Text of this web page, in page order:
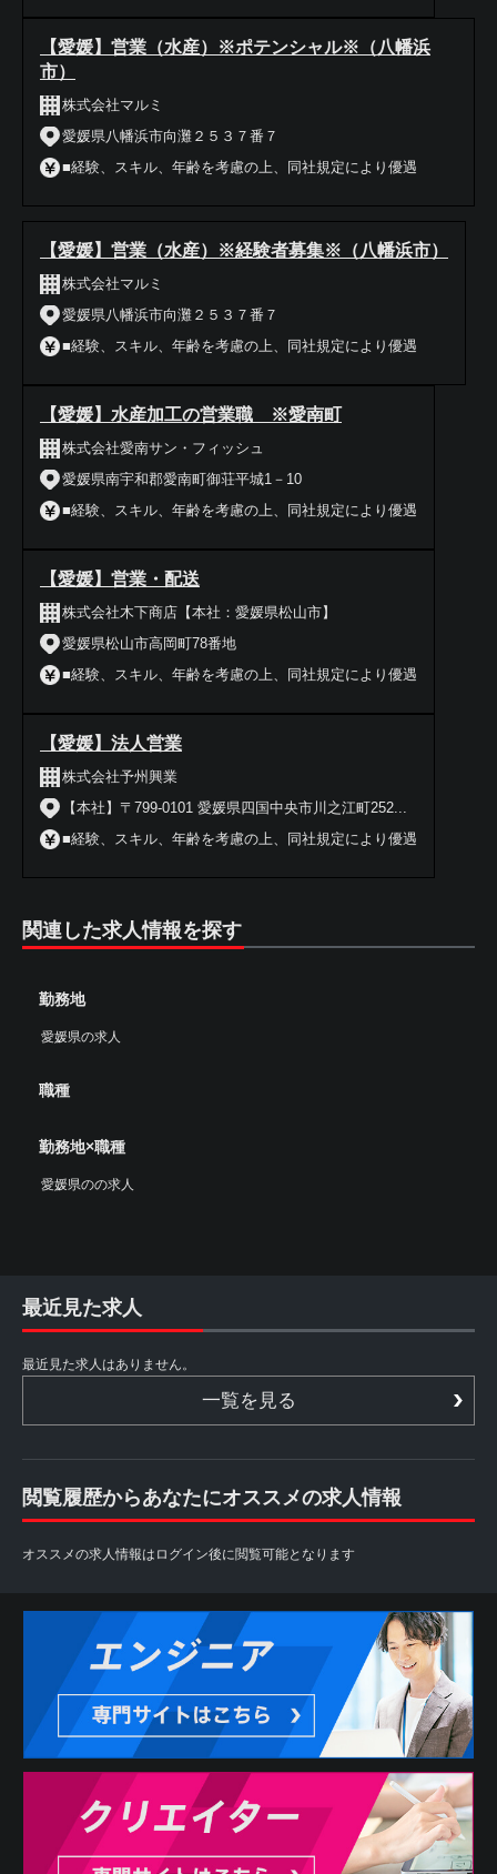
【愛媛】営業（水産）※ポテンシャル※（八幡浜
市）
株式会社マルミ
愛媛県八幡浜市向灘２５３７番７
■経験、スキル、年齢を考慮の上、同社規定により優遇
【愛媛】営業（水産）※経験者募集※（八幡浜市）
株式会社マルミ
愛媛県八幡浜市向灘２５３７番７
■経験、スキル、年齢を考慮の上、同社規定により優遇
【愛媛】水産加工の営業職 ※愛南町
株式会社愛南サン・フィッシュ
愛媛県南宇和郡愛南町御荘平城1－10
■経験、スキル、年齢を考慮の上、同社規定により優遇
【愛媛】営業・配送
株式会社木下商店【本社：愛媛県松山市】
愛媛県松山市高岡町78番地
■経験、スキル、年齢を考慮の上、同社規定により優遇
【愛媛】法人営業
株式会社予州興業
【本社】〒799-0101 愛媛県四国中央市川之江町252...
■経験、スキル、年齢を考慮の上、同社規定により優遇
関連した求人情報を探す
勤務地
愛媛県の求人
職種
勤務地×職種
愛媛県のの求人
最近見た求人
最近見た求人はありません。
一覧を見る
閲覧履歴からあなたにオススメの求人情報
オススメの求人情報はログイン後に閲覧可能となります